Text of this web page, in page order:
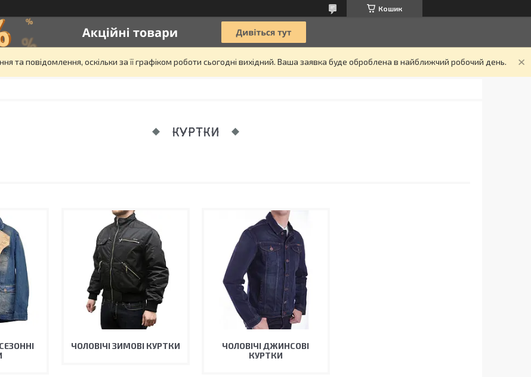
Кошик
та повідомлення, оскільки за її графіком роботи сьогодні вихідний. Ваша заявка буде оброблена в найближчий робочий день.
КУРТКИ
ЧОЛОВІЧІ ЗИМОВІ КУРТКИ
ЧОЛОВІЧІ ДЖИНСОВІ
КУРТКИ